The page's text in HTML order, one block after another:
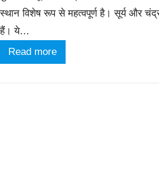
स्थान विशेष रूप से महत्वपूर्ण है। सूर्य और
हैं। ये…
Read more: